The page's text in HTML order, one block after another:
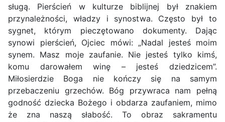
sługą. Pierścień w kulturze biblijnej był znakiem
przynależności, władzy i synostwa. Często był to
sygnet, którym pieczętowano dokumenty. Dając
synowi pierścień, Ojciec mówi: „Nadal jesteś moim
synem. Masz moje zaufanie. Nie jesteś tylko kimś,
komu darowałem winę – jesteś dziedzicem”.
Miłosierdzie Boga nie kończy się na samym
przebaczeniu grzechów. Bóg przywraca nam pełną
godność dziecka Bożego i obdarza zaufaniem, mimo
że zna naszą słabość. To obraz sakramentu